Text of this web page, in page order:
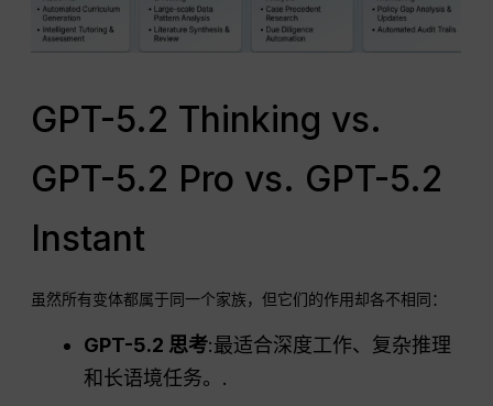
GPT-5.2 Thinking vs.
GPT-5.2 Pro vs. GPT-5.2
Instant
虽然所有变体都属于同一个家族，但它们的作用却各不相同：
GPT-5.2 思考:最适合深度工作、复杂推理
和长语境任务。.